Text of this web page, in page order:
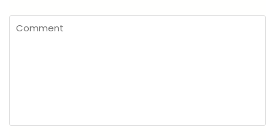
Comment